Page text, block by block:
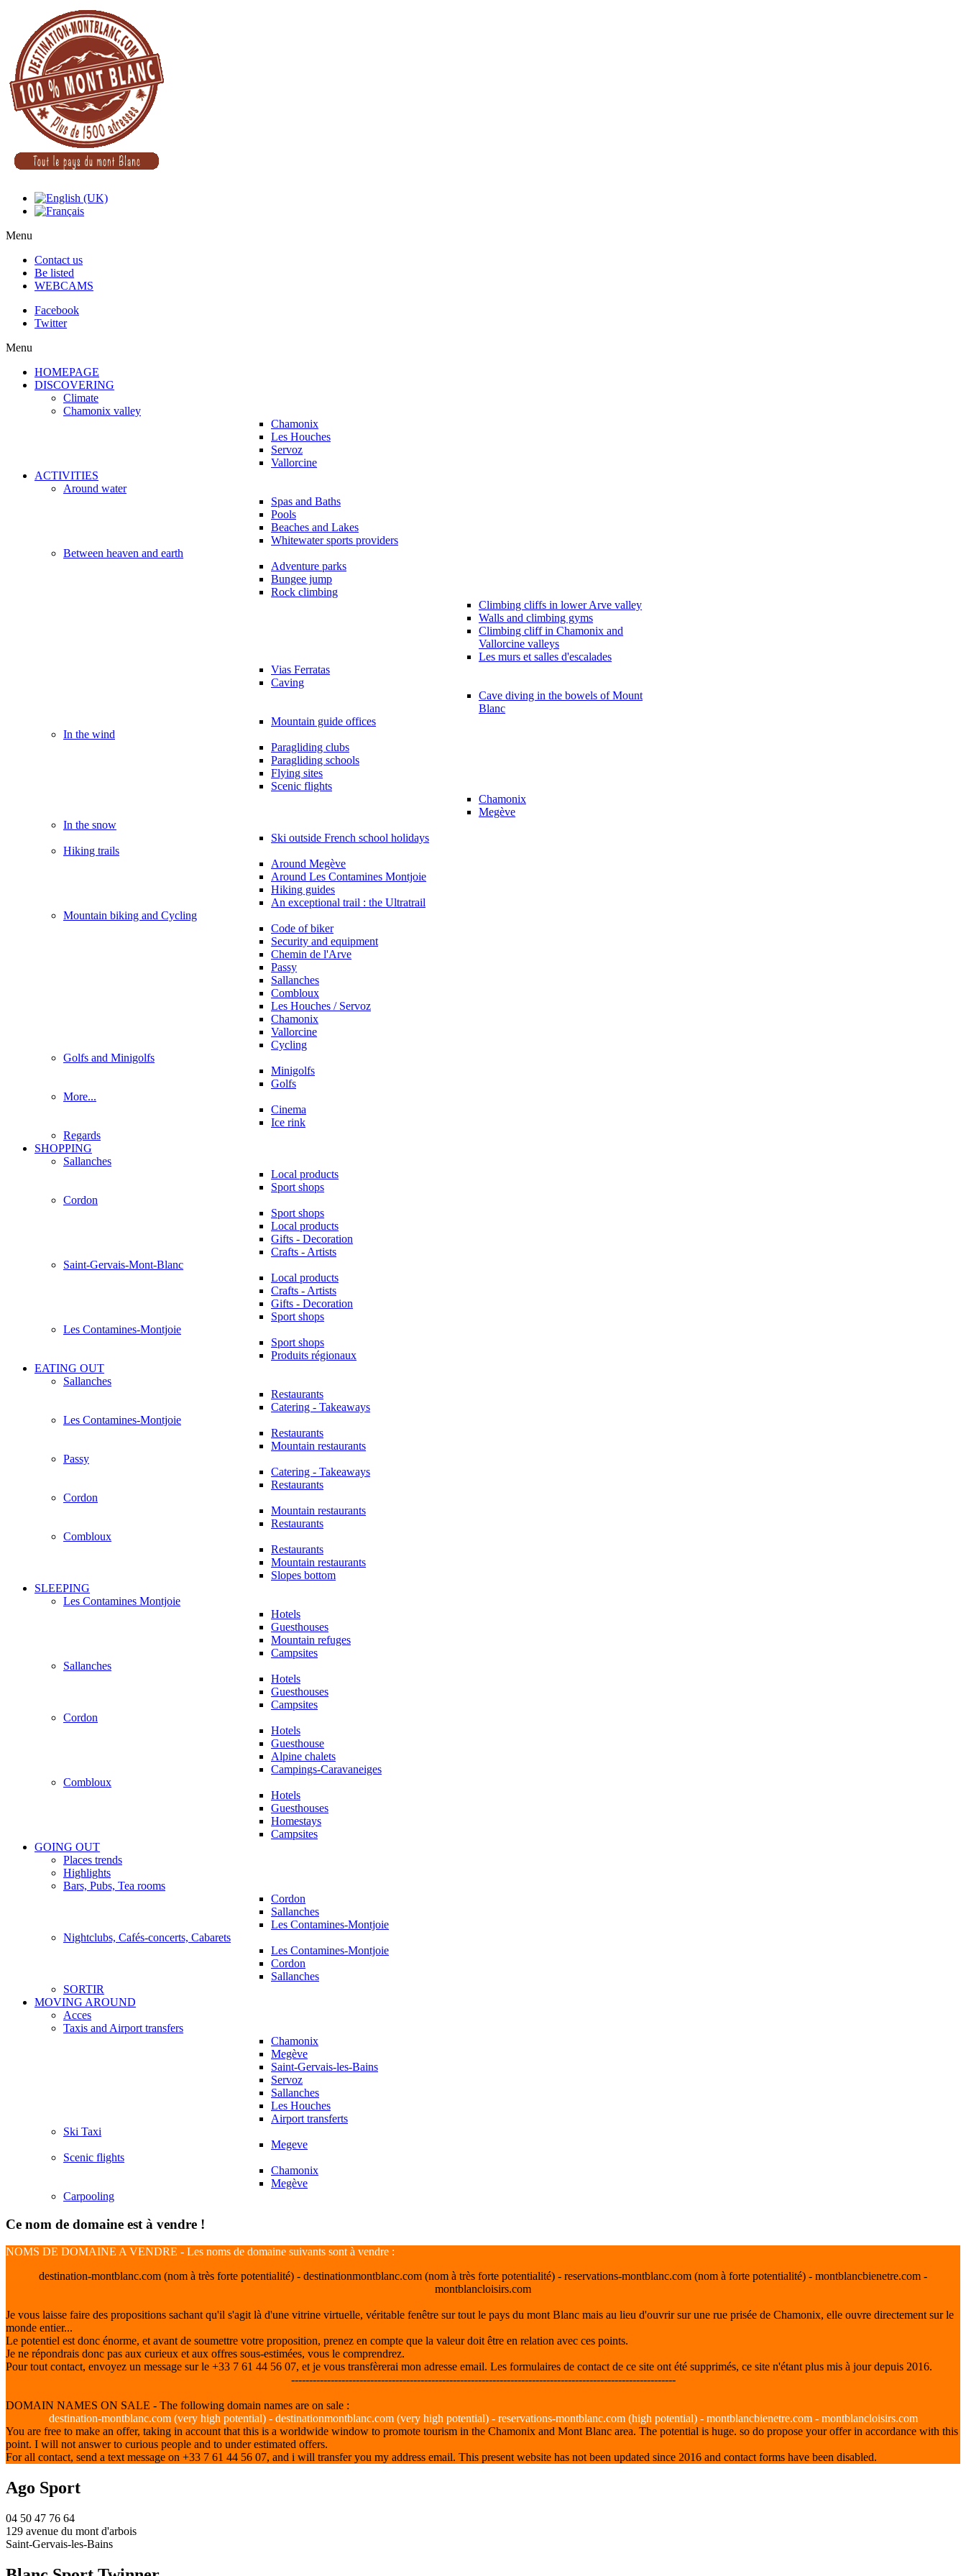
Menu
Contact us
Be listed
WEBCAMS
Facebook
Twitter
Menu
HOMEPAGE
DISCOVERING
Climate
Chamonix valley
Chamonix
Les Houches
Servoz
Vallorcine
ACTIVITIES
Around water
Spas and Baths
Pools
Beaches and Lakes
Whitewater sports providers
Between heaven and earth
Adventure parks
Bungee jump
Rock climbing
Climbing cliffs in lower Arve valley
Walls and climbing gyms
Climbing cliff in Chamonix and
Vallorcine valleys
Les murs et salles d'escalades
Vias Ferratas
Caving
Cave diving in the bowels of Mount
Blanc
Mountain guide offices
In the wind
Paragliding clubs
Paragliding schools
Flying sites
Scenic flights
Chamonix
Megève
In the snow
Ski outside French school holidays
Hiking trails
Around Megève
Around Les Contamines Montjoie
Hiking guides
An exceptional trail : the Ultratrail
Mountain biking and Cycling
Code of biker
Security and equipment
Chemin de l'Arve
Passy
Sallanches
Combloux
Les Houches / Servoz
Chamonix
Vallorcine
Cycling
Golfs and Minigolfs
Minigolfs
Golfs
More...
Cinema
Ice rink
Regards
SHOPPING
Sallanches
Local products
Sport shops
Cordon
Sport shops
Local products
Gifts - Decoration
Crafts - Artists
Saint-Gervais-Mont-Blanc
Local products
Crafts - Artists
Gifts - Decoration
Sport shops
Les Contamines-Montjoie
Sport shops
Produits régionaux
EATING OUT
Sallanches
Restaurants
Catering - Takeaways
Les Contamines-Montjoie
Restaurants
Mountain restaurants
Passy
Catering - Takeaways
Restaurants
Cordon
Mountain restaurants
Restaurants
Combloux
Restaurants
Mountain restaurants
Slopes bottom
SLEEPING
Les Contamines Montjoie
Hotels
Guesthouses
Mountain refuges
Campsites
Sallanches
Hotels
Guesthouses
Campsites
Cordon
Hotels
Guesthouse
Alpine chalets
Campings-Caravaneiges
Combloux
Hotels
Guesthouses
Homestays
Campsites
GOING OUT
Places trends
Highlights
Bars, Pubs, Tea rooms
Cordon
Sallanches
Les Contamines-Montjoie
Nightclubs, Cafés-concerts, Cabarets
Les Contamines-Montjoie
Cordon
Sallanches
SORTIR
MOVING AROUND
Acces
Taxis and Airport transfers
Chamonix
Megève
Saint-Gervais-les-Bains
Servoz
Sallanches
Les Houches
Airport transferts
Ski Taxi
Megeve
Scenic flights
Chamonix
Megève
Carpooling
Ce nom de domaine est à vendre !
NOMS DE DOMAINE A VENDRE - Les noms de domaine suivants sont à vendre :
destination-montblanc.com (nom à très forte potentialité) - destinationmontblanc.com (nom à très forte potentialité) - reservations-montblanc.com (nom à forte potentialité) - montblancbienetre.com -
montblancloisirs.com
Je vous laisse faire des propositions sachant qu'il s'agit là d'une vitrine virtuelle, véritable fenêtre sur tout le pays du mont Blanc mais au lieu d'ouvrir sur une rue prisée de Chamonix, elle ouvre directement sur le
monde entier...
Le potentiel est donc énorme, et avant de soumettre votre proposition, prenez en compte que la valeur doit être en relation avec ces points.
Je ne répondrais donc pas aux curieux et aux offres sous-estimées, vous le comprendrez.
Pour tout contact, envoyez un message sur le +33 7 61 44 56 07, et je vous transfèrerai mon adresse email. Les formulaires de contact de ce site ont été supprimés, ce site n'étant plus mis à jour depuis 2016.
-----------------------------------------------------------------------------------------------------------
DOMAIN NAMES ON SALE - The following domain names are on sale :
destination-montblanc.com (very high potential) - destinationmontblanc.com (very high potential) - reservations-montblanc.com (high potential) - montblancbienetre.com - montblancloisirs.com
You are free to make an offer, taking in account that this is a worldwide window to promote tourism in the Chamonix and Mont Blanc area. The potential is huge. so do propose your offer in accordance with this
point. I will not answer to curious people and to under estimated offers.
For all contact, send a text message on +33 7 61 44 56 07, and i will transfer you my address email. This present website has not been updated since 2016 and contact forms have been disabled.
Ago Sport
04 50 47 76 64
129 avenue du mont d'arbois
Saint-Gervais-les-Bains